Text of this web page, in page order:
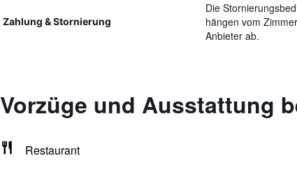
Zahlung & Stornierung
Die
hängen vom
Anbieter ab.
Vorzüge und Ausstattung
Restaurant